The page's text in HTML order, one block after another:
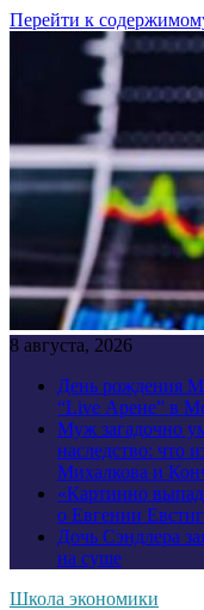
Перейти к
8 августа, 2026
День рождения
“Live Арене” в
Муж загадочно
наследство: что
Михалкова и
«Картинно
о Евгении
Дочь Сэндлера
на суше
Школа экономики